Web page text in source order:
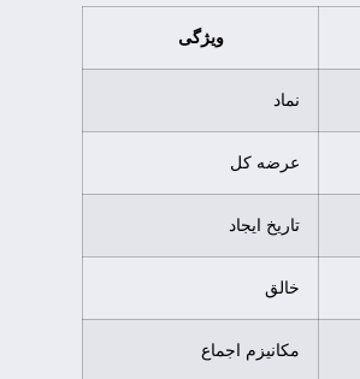
ویژگی
نماد
عرضه کل
تاریخ ایجاد
خالق
مکانیزم اجماع